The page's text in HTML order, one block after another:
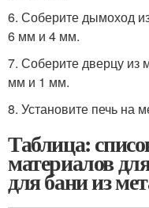
6. Соберите дымоход
6 мм и 4 мм.
7. Соберите дверцу из
мм и 1 мм.
8. Установите печь на
Таблица:
материалов
для бани из